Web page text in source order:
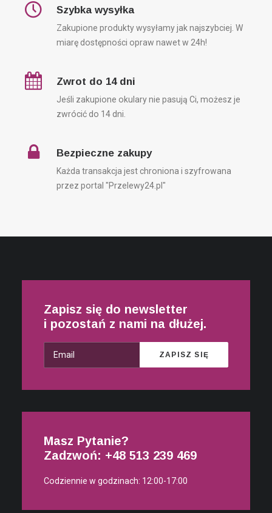
Szybka wysyłka
Zakupione produkty wysyłamy jak najszybciej. W
miarę dostępności opraw nawet w 24h!
Zwrot do 14 dni
Jeśli zakupione okulary nie pasują Ci, możesz je
zwrócić do 14 dni.
Bezpieczne zakupy
Każda transakcja jest chroniona i szyfrowana
przez portal "Przelewy24.pl"
Zapisz się do newsletter
i pozostań z nami na dłużej.
Masz Pytanie?
Zadzwoń: +48 513 239 469
Codziennie w godzinach: 12:00-17:00